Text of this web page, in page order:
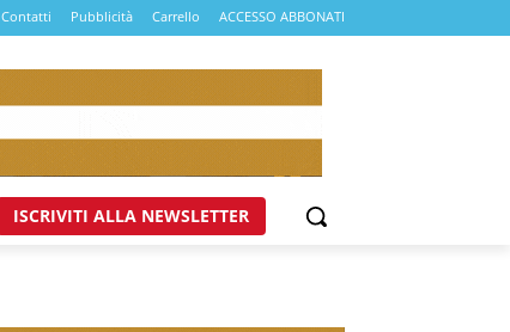
Contatti Pubblicità Carrello ACCESSO ABBONATI
ISCRIVITI ALLA NEWSLETTER